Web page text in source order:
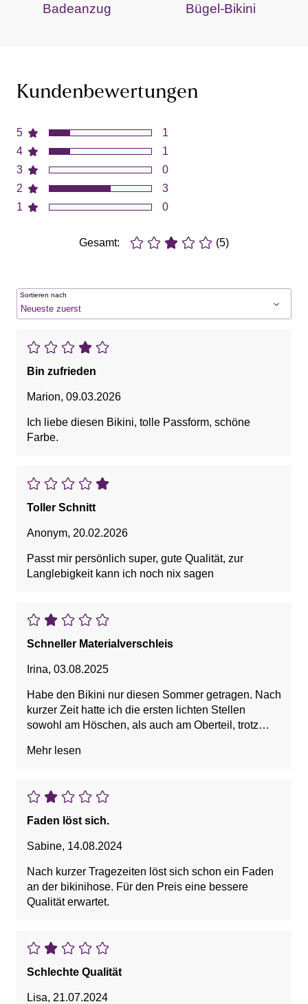
Badeanzug Bügel-Bikini
Kundenbewertungen
5
4
3
2
1
1
1
0
3
0
Gesamt: (5)
Sortieren nach
Bin zufrieden
Marion, 09.03.2026
Ich liebe diesen Bikini, tolle Passform, schöne
Farbe.
Toller Schnitt
Anonym, 20.02.2026
Passt mir persönlich super, gute Qualität, zur
Langlebigkeit kann ich noch nix sagen
Schneller Materialverschleis
Irina, 03.08.2025
Habe den Bikini nur diesen Sommer getragen. Nach
kurzer Zeit hatte ich die ersten lichten Stellen
sowohl am Höschen, als auch am Oberteil, trotz
Qualität erwartet.
Mehr lesen
Faden löst sich.
Sabine, 14.08.2024
Nach kurzer Tragezeiten löst sich schon ein Faden
an der bikinihose. Für den Preis eine bessere
Qualität erwartet.
Schlechte Qualität
Lisa, 21.07.2024